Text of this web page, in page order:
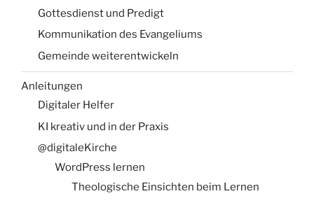
Gottesdienst und Predigt
Kommunikation des Evangeliums
Gemeinde weiterentwickeln
Anleitungen
Digitaler Helfer
KI kreativ und in der Praxis
@digitaleKirche
WordPress lernen
Theologische Einsichten beim Lernen